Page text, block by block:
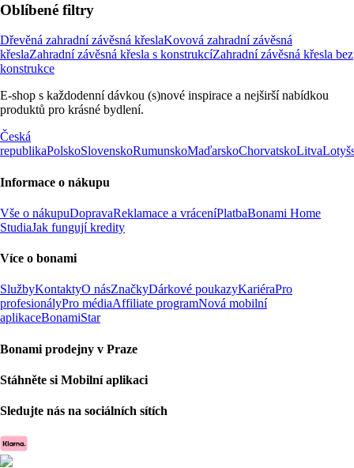
Oblíbené filtry
Dřevěná zahradní závěsná křeslaKovová zahradní závěsná
křeslaZahradní závěsná křesla s konstrukcíZahradní závěsná křesla bez
konstrukce
E-shop s každodenní dávkou (s)nové inspirace a nejširší nabídkou
produktů pro krásné bydlení.
Česká
republikaPolskoSlovenskoRumunskoMaďarskoChorvatskoLitva
Informace o nákupu
Vše o nákupuDopravaReklamace a vráceníPlatbaBonami Home
StudiaJak fungují kredity
Více o bonami
SlužbyKontaktyO násZnačkyDárkové poukazyKariéraPro
profesionályPro médiaAffiliate programNová mobilní
aplikaceBonamiStar
Bonami prodejny v Praze
Stáhněte si Mobilní aplikaci
Sledujte nás na sociálních sítích